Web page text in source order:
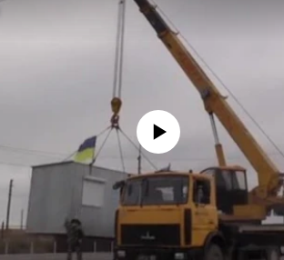
No media source currently available